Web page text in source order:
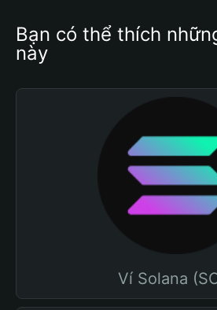
Bạn có thể thích
này
Ví Solana